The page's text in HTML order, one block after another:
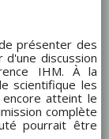
présenter des
discussion
IHM. À la
scientifique les
atteint le
complète
pourrait être